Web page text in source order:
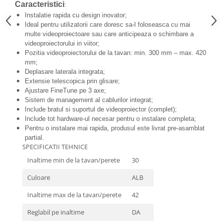
Dulapuri si Cuiere
Mobilier Scolar
Banci Sali Clasa
Scaune Scolare
Set Banca si Scaune Elevi
Dulapuri,Biblioteci si Cuiere
Mobilier Laboratoare
Catedre si mese
Mobilier Universitar
Pupitre Seminarii
Scaune si Fotolii
Catedre,Mese,Birouri
Mobilier Laboratoare
Materiale Didactice si Jocuri
Prescolari
Caracteristici:
Instalatie rapida cu design inovator;
Ideal pentru utilizatorii care doresc sa-l foloseasca cu mai
multe videoproiectoare sau care anticipeaza o schimbare a
videoproiectorului in viitor;
Pozitia videoproiectorului de la tavan: min. 300 mm – max. 420
mm;
Deplasare laterala integrata;
Extensie telescopica prin glisare;
Ajustare FineTune pe 3 axe;
Sistem de management al cablurilor integrat;
Include bratul si suportul de videoproiector (complet);
Include tot hardware-ul necesar pentru o instalare completa;
Pentru o instalare mai rapida, produsul este livrat pre-asamblat
partial.
SPECIFICATII TEHNICE
Inaltime min de la tavan/perete
30
Culoare
ALB
Inaltime max de la tavan/perete
42
Reglabil pe inaltime
DA